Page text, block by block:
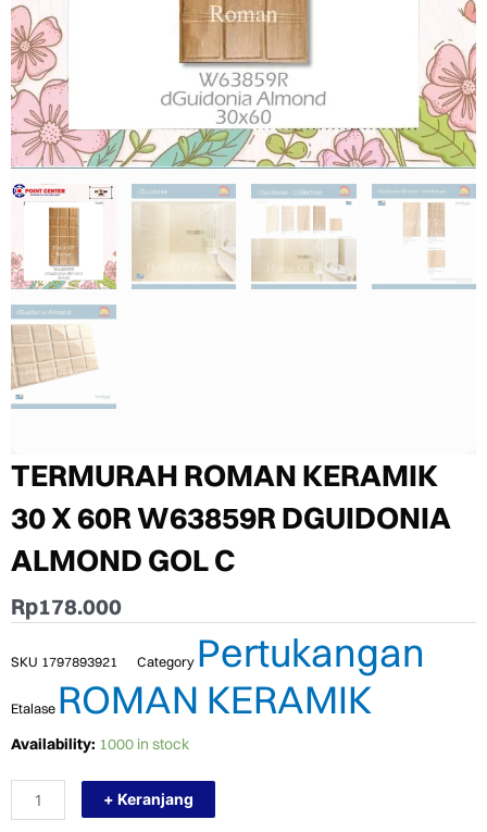
TERMURAH ROMAN KERAMIK
30 X 60R W63859R DGUIDONIA
ALMOND GOL C
Rp178.000
SKU 1797893921 Category Pertukangan
Etalase ROMAN KERAMIK
Availability: 1000 in stock
TERMURAH
KERAMIK
X
+ Keranjang